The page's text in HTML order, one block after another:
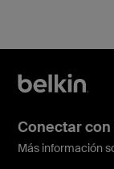
Conectar
Más información